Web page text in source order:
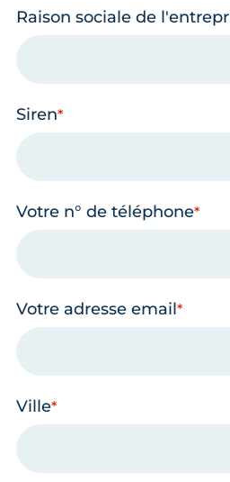
Raison sociale de
Siren
Votre n° de téléphone
Votre adresse email
Ville